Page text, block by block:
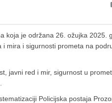
koja je održana 26. ožujka 2025.
mira i sigurnosti prometa na
javni red i mir, sigurnost u
Policijska postaja